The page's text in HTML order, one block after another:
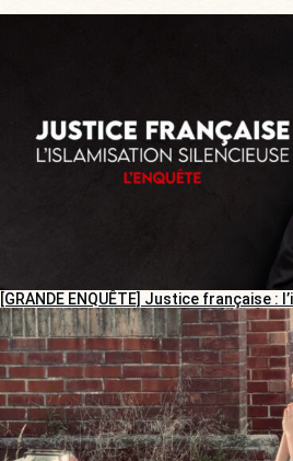
[GRANDE ENQUÊTE] Justice française :